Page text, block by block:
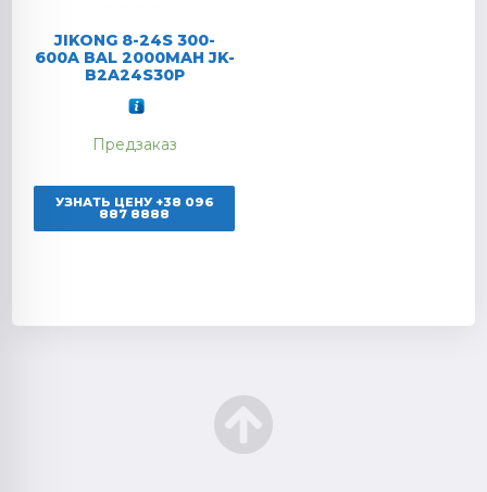
JIKONG 8-24S 300-
600A BAL 2000MAH JK-
B2A24S30P
Предзаказ
УЗНАТЬ ЦЕНУ +38 096
887 8888